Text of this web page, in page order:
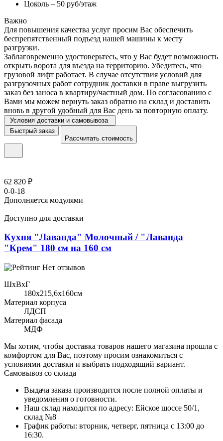
Цоколь – 50 руб/этаж
Важно
Для повышения качества услуг просим Вас обеспечить
беспрепятственный подъезд нашей машины к месту
разгрузки.
Заблаговременно удостоверьтесь, что у Вас будет возможность
открыть ворота для въезда на территорию. Убедитесь, что
грузовой лифт работает. В случае отсутствия условий для
разгрузочных работ сотрудник доставки в праве выгрузить
заказ без заноса в квартиру/частный дом. По согласованию с
Вами мы можем вернуть заказ обратно на склад и доставить
вновь в другой удобный для Вас день за повторную оплату.
Условия доставки и самовывоза
Быстрый заказ
Рассчитать стоимость
62 820 ₽
0-0-18
Дополняется модулями
Доступно для доставки
Кухня "Лаванда" Молочный / "Лаванда
"Крем" 180 см на 160 см
Нет отзывов
ШхВхГ
180x215,6х160см
Материал корпуса
ЛДСП
Материал фасада
МДФ
Мы хотим, чтобы доставка товаров нашего магазина прошла с
комфортом для Вас, поэтому просим ознакомиться с
условиями доставки и выбрать подходящий вариант.
Самовывоз со склада
Выдача заказа производится после полной оплаты и
уведомления о готовности.
Наш склад находится по адресу: Ейское шоссе 50/1,
склад №8
График работы: вторник, четверг, пятница с 13:00 до
16:30.